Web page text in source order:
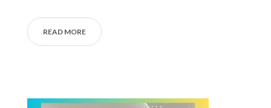
READ MORE